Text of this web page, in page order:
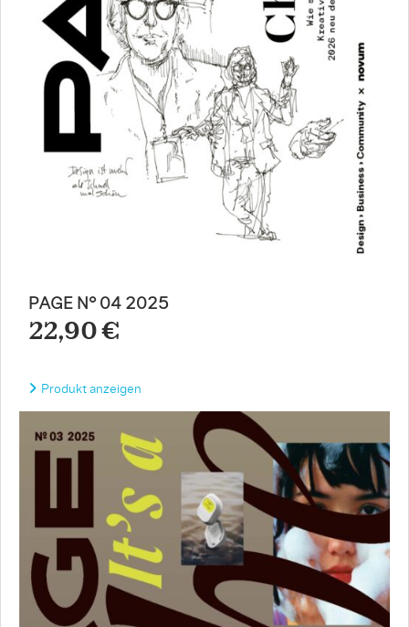
PAGE N° 04 2025
22,90 €
Produkt anzeigen